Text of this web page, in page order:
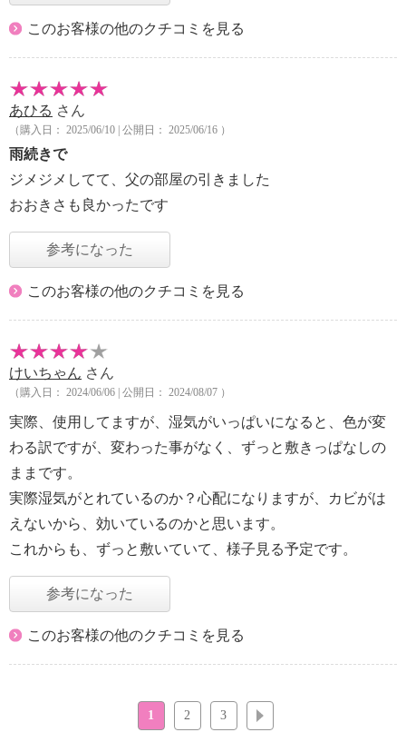
このお客様の他のクチコミを見る
あひる さん
（購入日： 2025/06/10 | 公開日： 2025/06/16 ）
雨続きで
ジメジメしてて、父の部屋の引きました
おおきさも良かったです
参考になった
このお客様の他のクチコミを見る
けいちゃん さん
（購入日： 2024/06/06 | 公開日： 2024/08/07 ）
実際、使用してますが、湿気がいっぱいになると、色が変
わる訳ですが、変わった事がなく、ずっと敷きっぱなしの
ままです。
実際湿気がとれているのか？心配になりますが、カビがは
えないから、効いているのかと思います。
これからも、ずっと敷いていて、様子見る予定です。
参考になった
このお客様の他のクチコミを見る
1 2 3